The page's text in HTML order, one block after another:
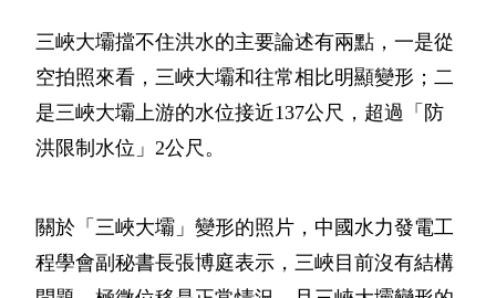
三峽大壩擋不住洪水的主要論述有兩點，一是從
空拍照來看，三峽大壩和往常相比明顯變形；二
是三峽大壩上游的水位接近137公尺，超過「防
洪限制水位」2公尺。
關於「三峽大壩」變形的照片，中國水力發電工
程學會副秘書長張博庭表示，三峽目前沒有結構